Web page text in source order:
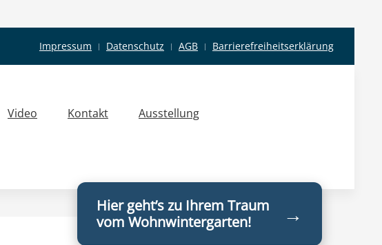
Impressum Datenschutz AGB Barrierefreiheitserklärung
Video Kontakt Ausstellung
Hier geht’s zu Ihrem Traum
vom Wohnwintergarten!
→
Home